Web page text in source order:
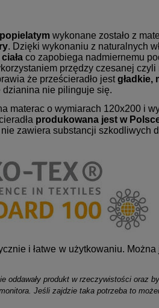
popielatym wykonane zostało z
. Dzięki wykonaniu z naturalnych
co zapobiega nadmiernemu
przędzy czesanej
że prześcieradło jestgładkie,
nie pilinguje się.
materac o wymiarach 120x200 i
produkowana jest w
zawiera substancji szkodliwych
i łatwe w użytkowaniu.
oddawały produkt w rzeczywistości oraz
Jeśli zajdzie taka potrzeba to